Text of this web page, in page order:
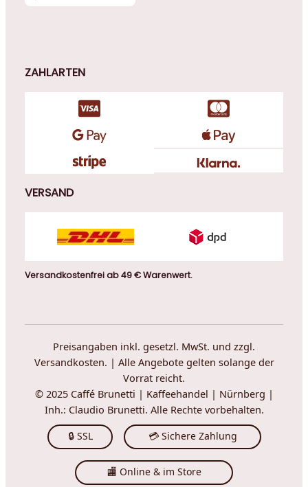
ZAHLARTEN
VERSAND
Versandkostenfrei ab 49 € Warenwert.
Preisangaben inkl. gesetzl. MwSt. und zzgl.
Versandkosten. | Alle Angebote gelten solange der
Vorrat reicht.
© 2025 Caffé Brunetti | Kaffeehandel | Nürnberg |
Inh.: Claudio Brunetti. Alle Rechte vorbehalten.
🔒 SSL 💳 Sichere Zahlung
🏬 Online & im Store